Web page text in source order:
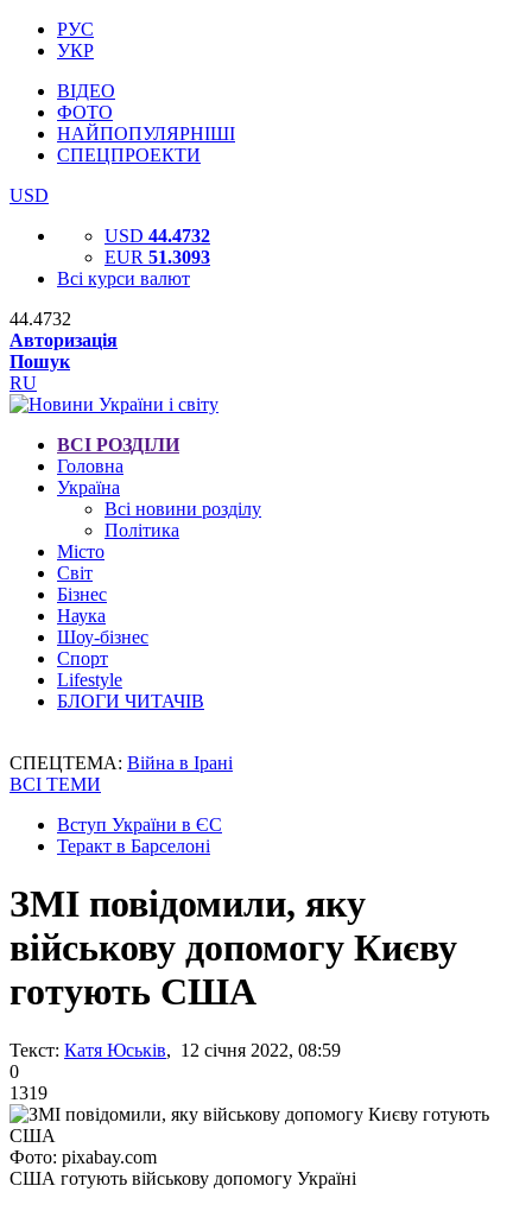
РУС
УКР
ВІДЕО
ФОТО
НАЙПОПУЛЯРНІШІ
СПЕЦПРОЕКТИ
USD
USD 44.4732
EUR 51.3093
Всі курси валют
44.4732
Авторизація
Пошук
RU
ВСІ РОЗДІЛИ
Головна
Україна
Всі новини розділу
Політика
Місто
Світ
Бізнес
Наука
Шоу-бізнес
Спорт
Lifestyle
БЛОГИ ЧИТАЧІВ
СПЕЦТЕМА: Війна в Ірані
ВСІ ТЕМИ
Вступ України в ЄС
Теракт в Барселоні
ЗМІ повідомили, яку
військову допомогу Києву
готують США
Текст: Катя Юськів, 12 січня 2022, 08:59
0
1319
Фото: pixabay.com
США готують військову допомогу Україні